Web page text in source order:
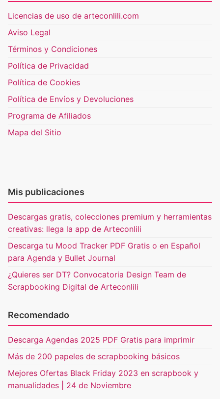
Licencias de uso de arteconlili.com
Aviso Legal
Términos y Condiciones
Política de Privacidad
Política de Cookies
Política de Envíos y Devoluciones
Programa de Afiliados
Mapa del Sitio
Mis publicaciones
Descargas gratis, colecciones premium y herramientas
creativas: llega la app de Arteconlili
Descarga tu Mood Tracker PDF Gratis o en Español
para Agenda y Bullet Journal
¿Quieres ser DT? Convocatoria Design Team de
Scrapbooking Digital de Arteconlili
Recomendado
Descarga Agendas 2025 PDF Gratis para imprimir
Más de 200 papeles de scrapbooking básicos
Mejores Ofertas Black Friday 2023 en scrapbook y
manualidades | 24 de Noviembre